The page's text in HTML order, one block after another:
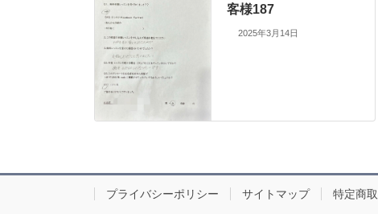
客様187
2025年3月14日
プライバシーポリシー サイトマップ 特定商